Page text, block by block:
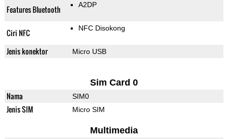
Features Bluetooth A2DP
Ciri NFC NFC Disokong
Jenis konektor Micro USB
Sim Card 0
Nama SIM0
Jenis SIM Micro SIM
Multimedia